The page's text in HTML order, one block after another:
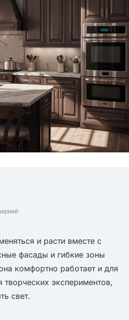
и расти вместе с
фасады и гибкие зоны
комфортно работает и для
экспериментов,
свет.